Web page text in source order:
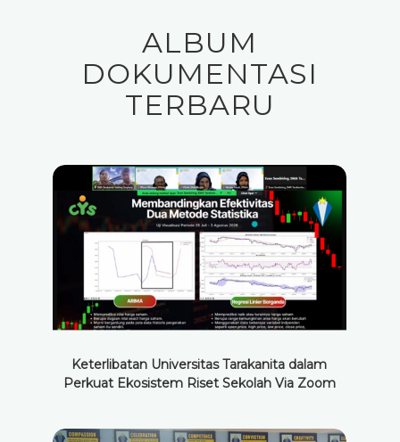
ALBUM
DOKUMENTASI
TERBARU
Keterlibatan Universitas Tarakanita dalam
Perkuat Ekosistem Riset Sekolah Via Zoom